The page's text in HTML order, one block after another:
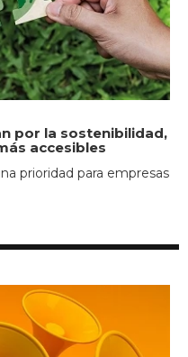
por la sostenibilidad,
accesibles
prioridad para empresas